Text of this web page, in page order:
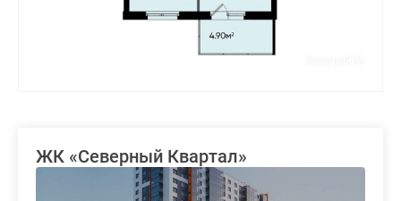
ЖК «Северный Квартал»